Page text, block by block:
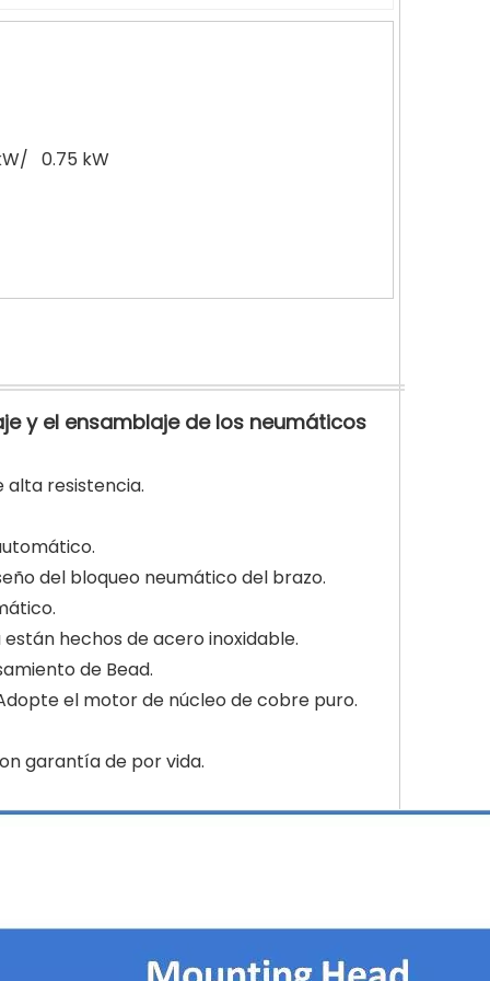
0.75 kW
y el ensamblaje de los neumáticos
resistencia.
del bloqueo neumático del brazo.
hechos de acero inoxidable.
de Bead.
el motor de núcleo de cobre puro.
garantía de por vida.